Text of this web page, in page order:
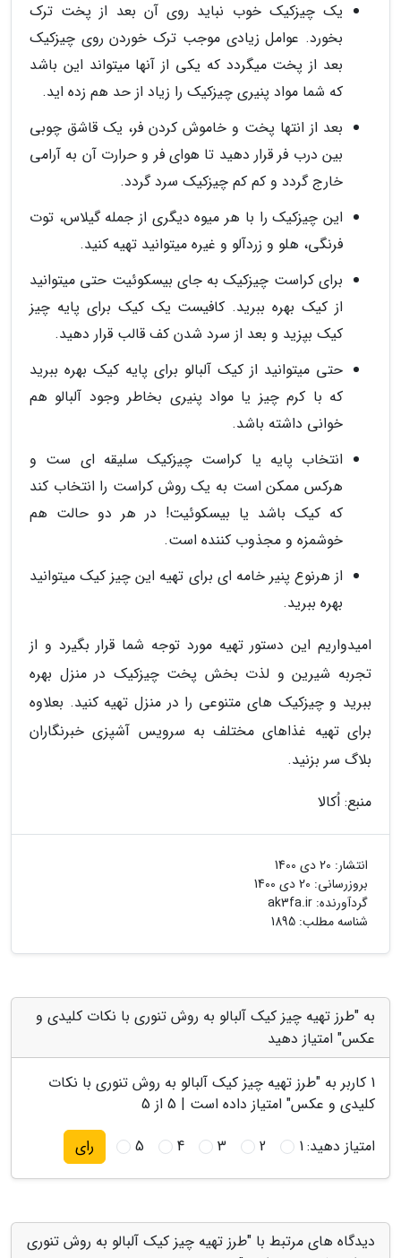
یک چیزکیک خوب نباید روی آن بعد از پخت ترک
بخورد. عوامل زیادی موجب ترک خوردن روی چیزکیک
بعد از پخت میگردد که یکی از آنها میتواند این باشد
که شما مواد پنیری چیزکیک را زیاد از حد هم زده اید.
بعد از انتها پخت و خاموش کردن فر، یک قاشق چوبی
بین درب فر قرار دهید تا هوای فر و حرارت آن به آرامی
خارج گردد و کم کم چیزکیک سرد گردد.
این چیزکیک را با هر میوه دیگری از جمله گیلاس، توت
فرنگی، هلو و زردآلو و غیره میتوانید تهیه کنید.
برای کراست چیزکیک به جای بیسکوئیت حتی میتوانید
از کیک بهره ببرید. کافیست یک کیک برای پایه چیز
کیک بپزید و بعد از سرد شدن کف قالب قرار دهید.
حتی میتوانید از کیک آلبالو برای پایه کیک بهره ببرید
که با کرم چیز یا مواد پنیری بخاطر وجود آلبالو هم
خوانی داشته باشد.
انتخاب پایه یا کراست چیزکیک سلیقه ای ست و
هرکس ممکن است به یک روش کراست را انتخاب کند
که کیک باشد یا بیسکوئیت! در هر دو حالت هم
خوشمزه و مجذوب کننده است.
از هرنوع پنیر خامه ای برای تهیه این چیز کیک میتوانید
بهره ببرید.
امیدواریم این دستور تهیه مورد توجه شما قرار بگیرد و از
تجربه شیرین و لذت بخش پخت چیزکیک در منزل بهره
ببرید و چیزکیک های متنوعی را در منزل تهیه کنید. بعلاوه
برای تهیه غذاهای مختلف به سرویس آشپزی خبرنگاران
بلاگ سر بزنید.
منبع: اُکالا
انتشار: 20 دی 1400
بروزرسانی: 20 دی 1400
گردآورنده: ak3fa.ir
شناسه مطلب: 1895
به "طرز تهیه چیز کیک آلبالو به روش تنوری با نکات کلیدی و
عکس" امتیاز دهید
1 کاربر به "طرز تهیه چیز کیک آلبالو به روش تنوری با نکات
کلیدی و عکس" امتیاز داده است | 5 از 5
امتیاز دهید:1
2
3
4
5 رای
دیدگاه های مرتبط با "طرز تهیه چیز کیک آلبالو به روش تنوری